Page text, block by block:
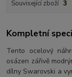
Související zboží 3
Kompletní
Tento ocelový
osázen zářivě
dílny Swarovski a